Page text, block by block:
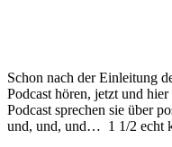
Schon nach der Einleitung
Podcast hören, jetzt und
Podcast sprechen sie über
und, und, und… 1 1/2 echt